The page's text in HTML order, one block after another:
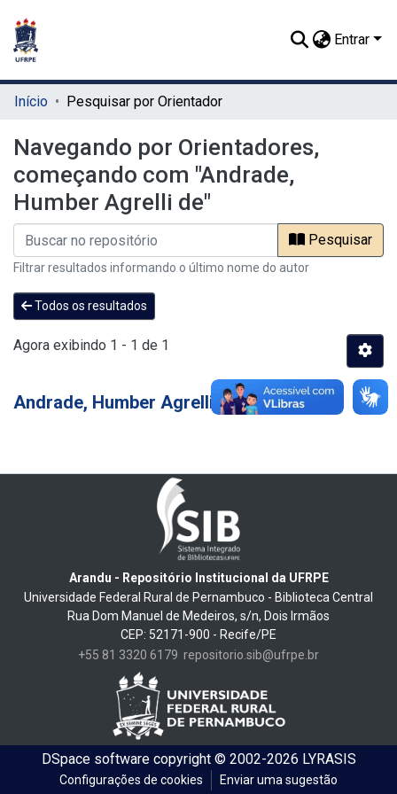
Entrar
Início Pesquisar por Orientador
Navegando por Orientadores,
começando com "Andrade,
Humber Agrelli de"
Pesquisar
Filtrar resultados informando o último nome do autor
Todos os resultados
Agora exibindo 1 - 1 de 1
Andrade, Humber Agrelli de 7
Arandu - Repositório Institucional da UFRPE
Universidade Federal Rural de Pernambuco - Biblioteca Central
Rua Dom Manuel de Medeiros, s/n, Dois Irmãos
CEP: 52171-900 - Recife/PE
+55 81 3320 6179 repositorio.sib@ufrpe.br
DSpace softwarecopyright © 2002-2026 LYRASIS
Configurações de cookies Enviar uma sugestão